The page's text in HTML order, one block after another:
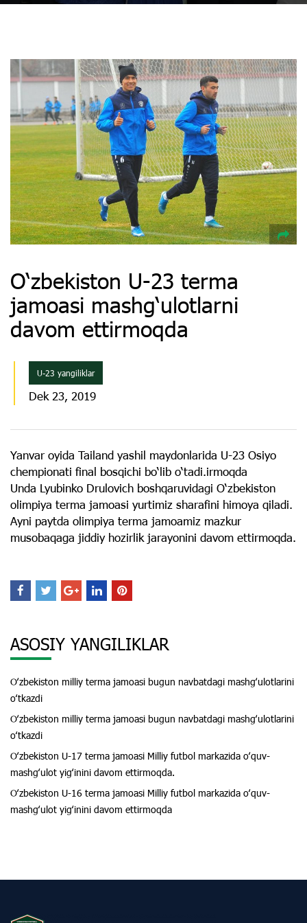
O‘zbekiston U-23 terma
jamoasi mashg‘ulotlarni
davom ettirmoqda
U-23 yangiliklar
Dek 23, 2019
Yanvar oyida Tailand yashil maydonlarida U-23 Osiyo
chempionati final bosqichi bo‘lib o‘tadi.irmoqda
Unda Lyubinko Drulovich boshqaruvidagi O‘zbekiston
olimpiya terma jamoasi yurtimiz sharafini himoya qiladi.
Ayni paytda olimpiya terma jamoamiz mazkur
musobaqaga jiddiy hozirlik jarayonini davom ettirmoqda.
ASOSIY YANGILIKLAR
Oʻzbekiston milliy terma jamoasi bugun navbatdagi mashgʻulotlarini
oʻtkazdi
Oʻzbekiston milliy terma jamoasi bugun navbatdagi mashgʻulotlarini
oʻtkazdi
Oʻzbekiston U-17 terma jamoasi Milliy futbol markazida oʻquv-
mashgʻulot yigʻinini davom ettirmoqda.
Oʻzbekiston U-16 terma jamoasi Milliy futbol markazida oʻquv-
mashgʻulot yigʻinini davom ettirmoqda